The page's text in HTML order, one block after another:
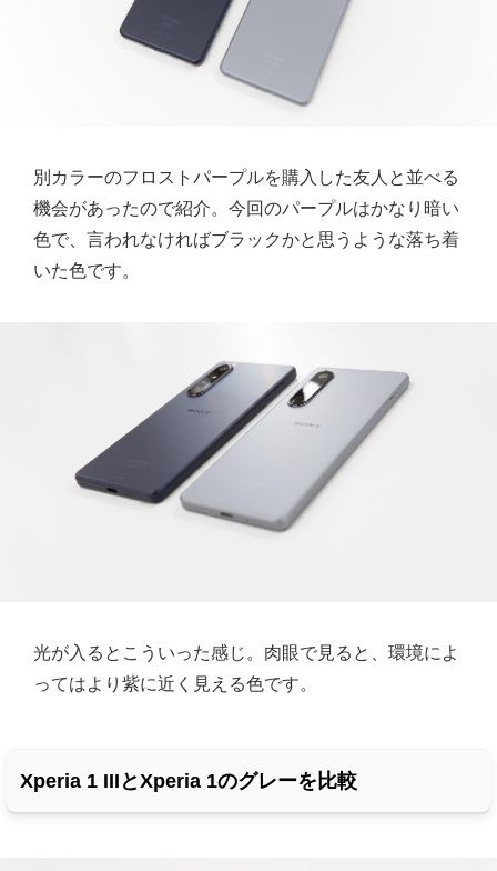
別カラーのフロストパープルを購入した友人と並べる
機会があったので紹介。今回のパープルはかなり暗い
色で、言われなければブラックかと思うような落ち着
いた色です。
光が入るとこういった感じ。肉眼で見ると、環境によ
ってはより紫に近く見える色です。
Xperia 1 IIIとXperia 1のグレーを比較